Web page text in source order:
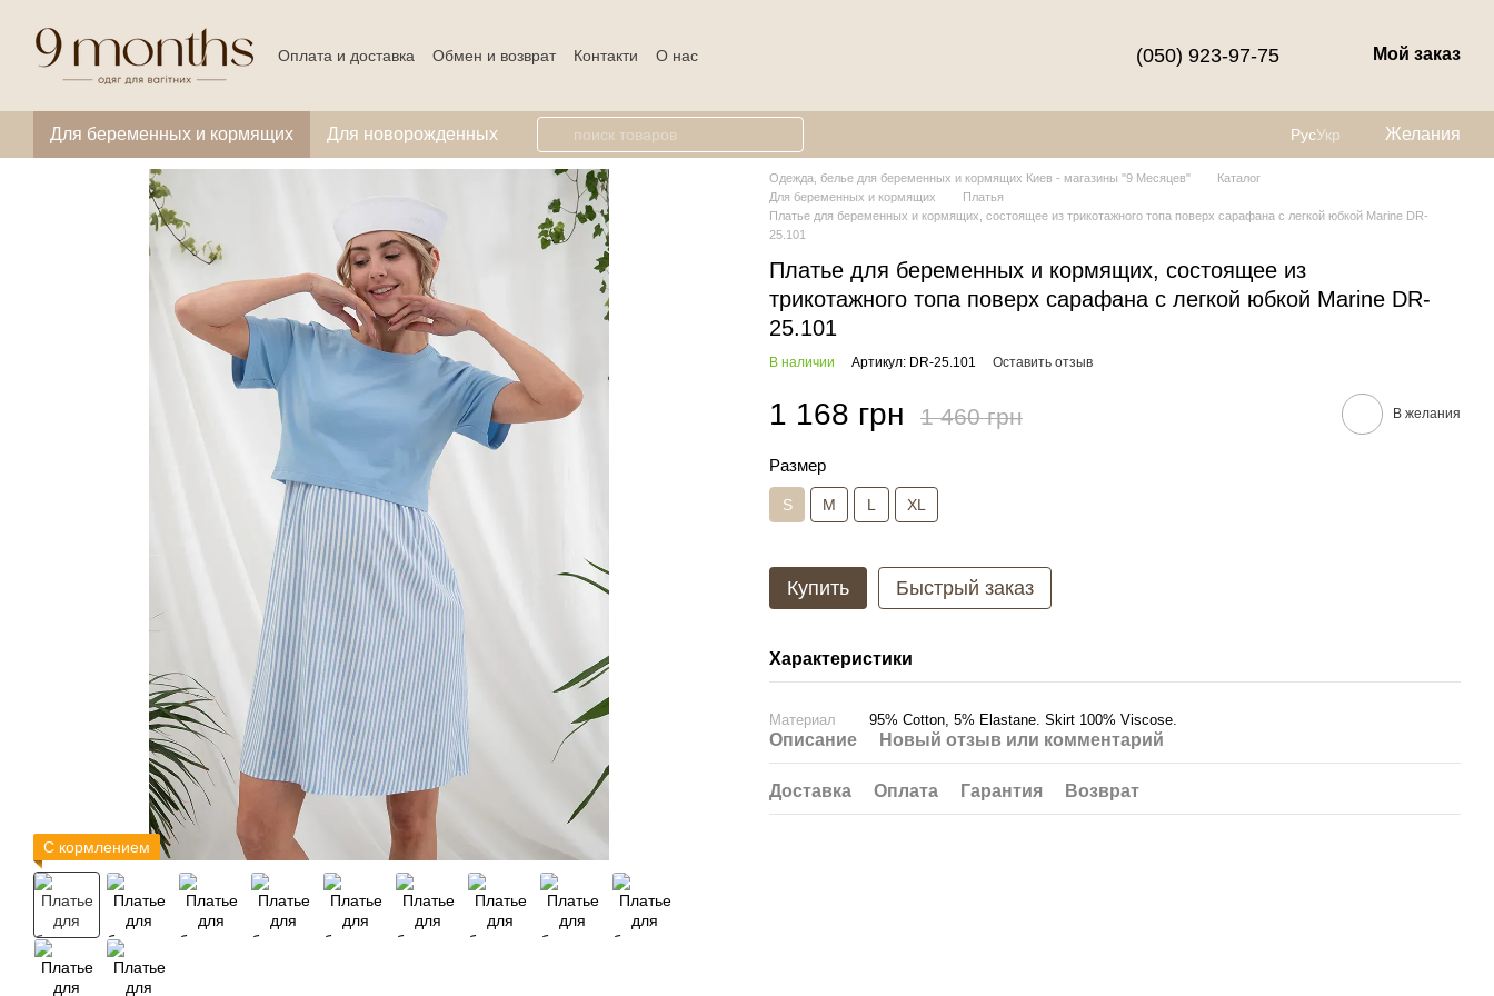
Оплата и доставка Обмен и возврат Контакти О нас (050) 923-97-75 Мой заказ
Для беременных и кормящих Для новорожденных РусУкр Желания
С кормлением
Одежда, белье для беременных и кормящих Киев - магазины "9 Месяцев"
Каталог
Для беременных и кормящих
Платья
Платье для беременных и кормящих, состоящее из трикотажного топа поверх сарафана с легкой юбкой Marine DR-
25.101
Платье для беременных и кормящих, состоящее из
трикотажного топа поверх сарафана с легкой юбкой Marine DR-
25.101
В наличии Артикул: DR-25.101 Оставить отзыв
1 168 грн 1 460 грн В желания
Размер
S M L XL
Купить Быстрый заказ
Характеристики
Материал 95% Cotton, 5% Elastane. Skirt 100% Viscose.
Описание Новый отзыв или комментарий
Доставка Оплата Гарантия Возврат